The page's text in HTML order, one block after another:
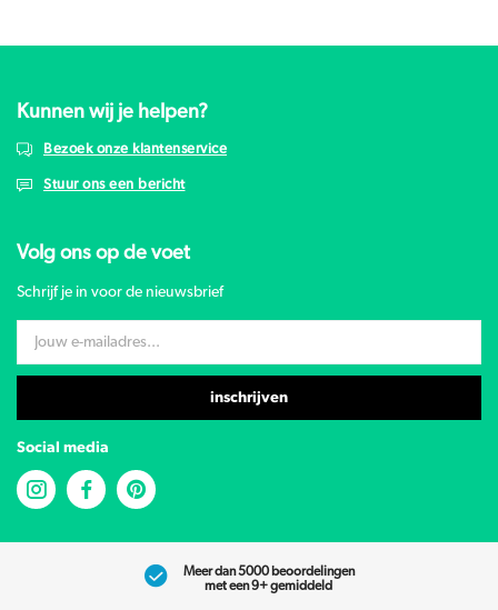
Kunnen wij je helpen?
Bezoek onze klantenservice
Stuur ons een bericht
Volg ons op de voet
Schrijf je in voor de nieuwsbrief
inschrijven
Social media
Meer dan 5000 beoordelingen
met een 9+ gemiddeld